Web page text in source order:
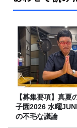
【募集要項】真夏
子園2026 水曜
の不毛な議論